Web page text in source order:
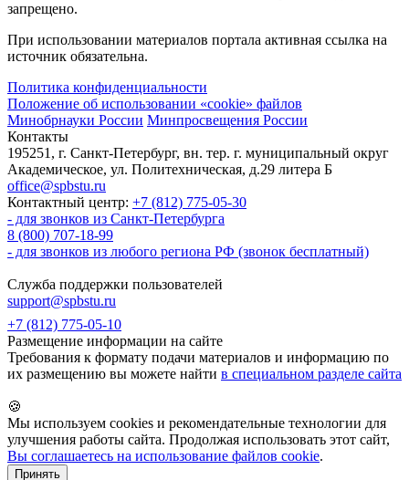
запрещено.
При использовании материалов портала активная ссылка на
источник обязательна.
Политика конфиденциальности
Положение об использовании «cookie» файлов
Минобрнауки России Минпросвещения России
Контакты
195251, г. Санкт-Петербург, вн. тер. г. муниципальный округ
Академическое, ул. Политехническая, д.29 литера Б
office@spbstu.ru
Контактный центр: +7 (812) 775-05-30
- для звонков из Санкт-Петербурга
8 (800) 707-18-99
- для звонков из любого региона РФ (звонок бесплатный)
Служба поддержки пользователей
support@spbstu.ru
+7 (812) 775-05-10
Размещение информации на сайте
Требования к формату подачи материалов и информацию по
их размещению вы можете найти в специальном разделе сайта
🍪
Мы используем cookies и рекомендательные технологии для
улучшения работы сайта. Продолжая использовать этот сайт,
Вы соглашаетесь на использование файлов cookie.
Принять